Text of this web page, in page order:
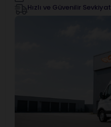
Hızlı ve Güvenilir Sevkiyat